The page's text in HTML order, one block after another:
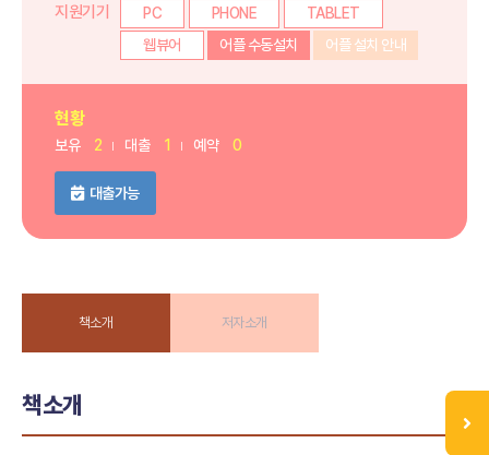
지원기기
PC PHONE
TABLET
웹뷰어
어플 수동설치 어플 설치 안내
현황
보유 2 대출 1 예약 0
대출가능
책소개 저자소개
책소개